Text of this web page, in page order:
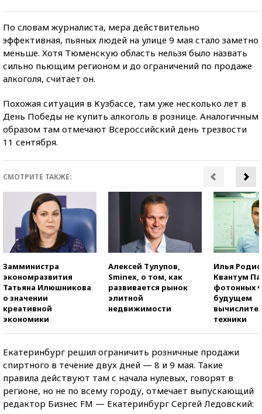
По словам журналиста, мера действительно
эффективная, пьяных людей на улице 9 мая стало заметно
меньше. Хотя Тюменскую область нельзя было назвать
сильно пьющим регионом и до ограничений по продаже
алкоголя, считает он.
Похожая ситуация в Кузбассе, там уже несколько лет в
День Победы не купить алкоголь в рознице. Аналогичным
образом там отмечают Всероссийский день трезвости
11 сентября.
СМОТРИТЕ ТАКЖЕ:
Замминистра
экономразвития
Татьяна Илюшникова
о значении
креативной
экономики
Алексей Тулупов,
Sminex, о том, как
развивается рынок
элитной
недвижимости
Илья
Квантум
фотонных
будущем
техники
Екатеринбург решил ограничить розничные продажи
спиртного в течение двух дней — 8 и 9 мая. Такие
правила действуют там с начала нулевых, говорят в
регионе, но не по всему городу, отмечает выпускающий
редактор Бизнес FM — Екатеринбург Сергей Ледовский: